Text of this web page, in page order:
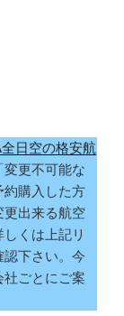
日空の格安航
更不可能な
約購入した方
更出来る航空
くは上記リ
認下さい。今
ごとにご案